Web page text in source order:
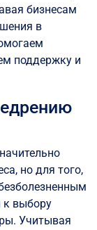
бизнесам
в
поддержку и
но для того,
к выбору
Учитывая